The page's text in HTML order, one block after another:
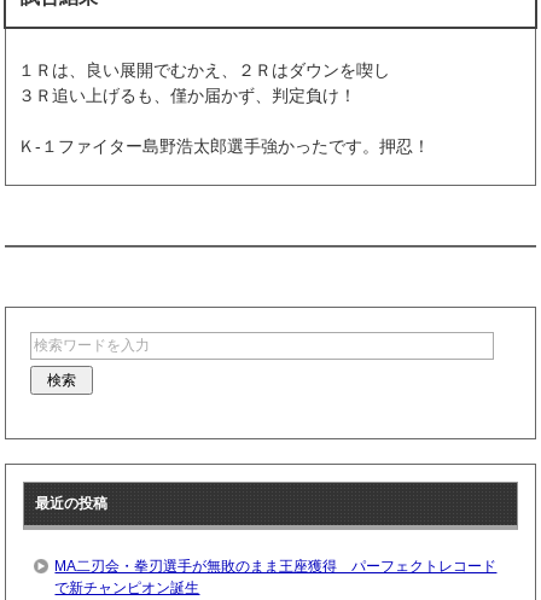
１Ｒは、良い展開でむかえ、２Ｒはダウンを喫し
３Ｒ追い上げるも、僅か届かず、判定負け！
Ｋ-１ファイター島野浩太郎選手強かったです。押忍！
最近の投稿
MA二刃会・拳刃選手が無敗のまま王座獲得 パーフェクトレコード
で新チャンピオン誕生